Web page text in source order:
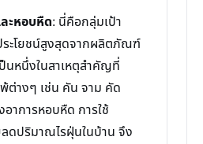
ะหอบหืด: นี่คือกลุ่มเป้า
ะโยชน์สูงสุดจากผลิตภัณฑ์
นหนึ่งในสาเหตุสำคัญที่
ต่างๆ เช่น คัน จาม คัด
าการหอบหืด การใช้
ดปริมาณไรฝุ่นในบ้าน จึง